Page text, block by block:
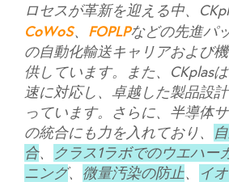
ロセスが革新を迎える中、
CoWoS、 FOPLPなどの先進パ
の自動化輸送キャリアおよび
供しています。また、CKplas
速に対応し、卓越した製品設
っています。さらに、半導体
の統合にも力を入れており、
合、
クラス1ラボでのウエハー
ニング、 微量汚染の防止、
イ